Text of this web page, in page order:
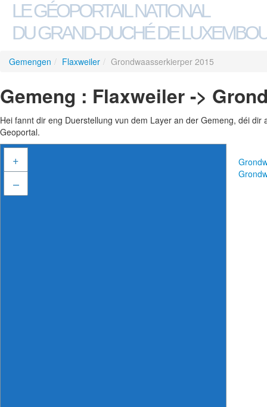
LE GÉOPORTAIL NATIONAL
DU GRAND-DUCHÉ DE
Gemengen / Flaxweiler / Grondwaasserkierper 2015
Gemeng : Flaxweiler ->
Hei fannt dir eng Duerstellung vun dem Layer an der Gemeng, déi
Geoportal.
+
–